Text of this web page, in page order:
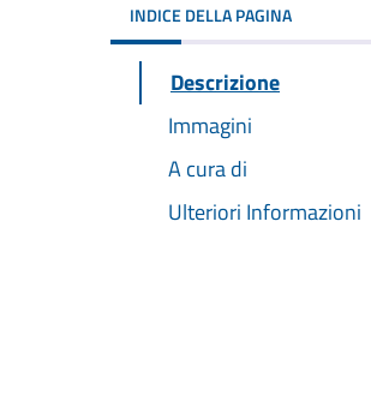
INDICE DELLA PAGINA
Descrizione
Immagini
A cura di
Ulteriori Informazioni